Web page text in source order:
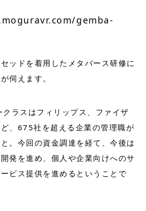
gemba-
ッドを着用したメタバース研修に
伺えます。
クラスはフィリップス、ファイザ
、675社を超える企業の管理職が
。今回の資金調達を経て、今後は
発を進め、個人や企業向けへのサ
ビス提供を進めるということで